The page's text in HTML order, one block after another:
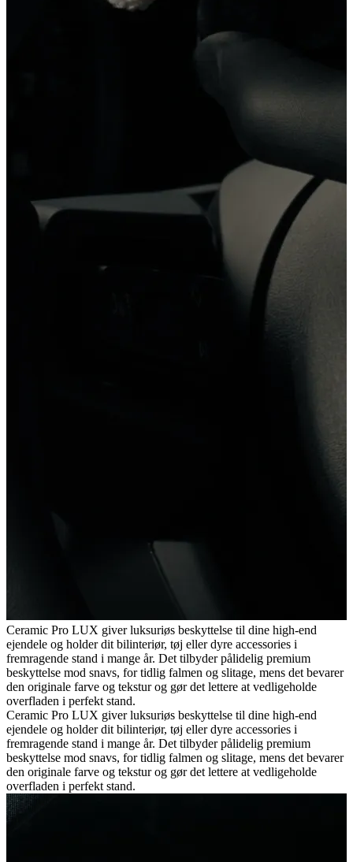
Ceramic Pro LUX giver luksuriøs beskyttelse til dine high-end
ejendele og holder dit bilinteriør, tøj eller dyre accessories i
fremragende stand i mange år. Det tilbyder pålidelig premium
beskyttelse mod snavs, for tidlig falmen og slitage, mens det bevarer
den originale farve og tekstur og gør det lettere at vedligeholde
overfladen i perfekt stand.
Ceramic Pro LUX giver luksuriøs beskyttelse til dine high-end
ejendele og holder dit bilinteriør, tøj eller dyre accessories i
fremragende stand i mange år. Det tilbyder pålidelig premium
beskyttelse mod snavs, for tidlig falmen og slitage, mens det bevarer
den originale farve og tekstur og gør det lettere at vedligeholde
overfladen i perfekt stand.